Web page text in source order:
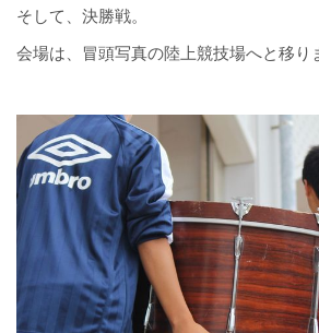
そして、決勝戦。
会場は、冒頭写真の陸上競技場へと移り